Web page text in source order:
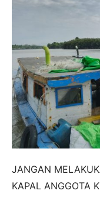
JANGAN
KAPAL ANGGOTA